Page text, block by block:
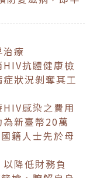
療
抗體健康檢
狀況剝奪其工
感染之費用
新臺幣20萬
籍人士先於母
降低財務負